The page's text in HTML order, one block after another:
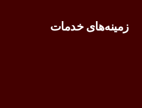
زمینه‌های خدمات